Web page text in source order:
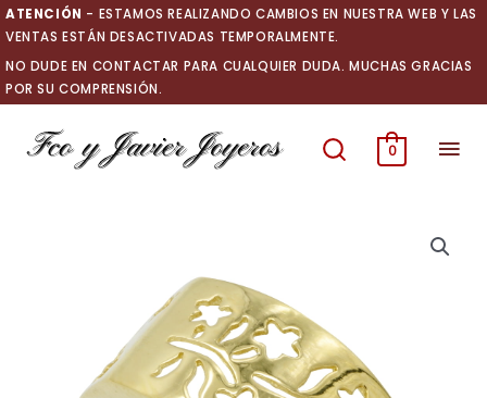
Ir
al
contenido
ATENCIÓN - ESTAMOS REALIZANDO CAMBIOS EN NUESTRA WEB Y LAS
VENTAS ESTÁN DESACTIVADAS TEMPORALMENTE.
NO DUDE EN CONTACTAR PARA CUALQUIER DUDA. MUCHAS GRACIAS
POR SU COMPRENSIÓN.
0